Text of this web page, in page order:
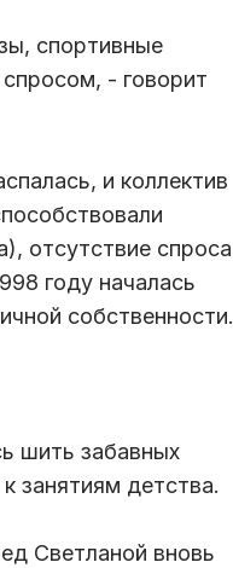
спортивные
- говорит
и коллектив
отсутствие спроса
году началась
собственности.
шить забавных
занятиям детства.
Светланой вновь